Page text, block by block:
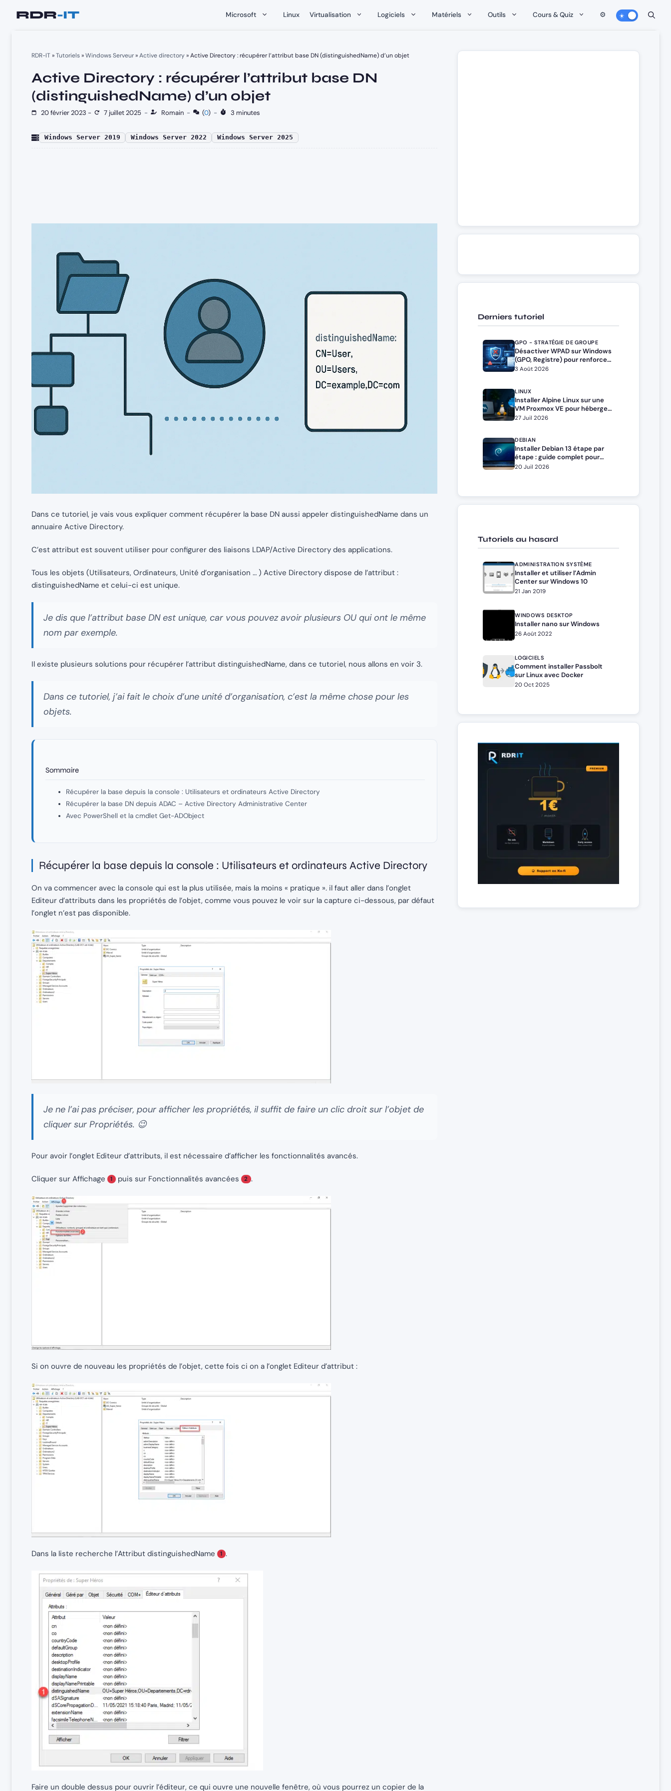
Microsoft Linux Virtualisation Logiciels Matériels Outils Cours & Quiz ⚙️
RDR-IT»Tutoriels»Windows Serveur»Active directory»Active Directory : récupérer l’attribut base DN (distinguishedName) d’un objet
Active Directory : récupérer l’attribut base DN
(distinguishedName) d’un objet
20 février 2023 - 7 juillet 2025 - Romain - (0) - 3 minutes
Windows Server 2019 Windows Server 2022 Windows Server 2025
Dans ce tutoriel, je vais vous expliquer comment récupérer la base DN aussi appeler distinguishedName dans un
annuaire Active Directory.
C’est attribut est souvent utiliser pour configurer des liaisons LDAP/Active Directory des applications.
Tous les objets (Utilisateurs, Ordinateurs, Unité d’organisation … ) Active Directory dispose de l’attribut :
distinguishedName et celui-ci est unique.
Je dis que l’attribut base DN est unique, car vous pouvez avoir plusieurs OU qui ont le même
nom par exemple.
Il existe plusieurs solutions pour récupérer l’attribut distinguishedName, dans ce tutoriel, nous allons en voir 3.
Dans ce tutoriel, j’ai fait le choix d’une unité d’organisation, c’est la même chose pour les
objets.
Sommaire
Récupérer la base depuis la console : Utilisateurs et ordinateurs Active Directory
Récupérer la base DN depuis ADAC – Active Directory Administrative Center
Avec PowerShell et la cmdlet Get-ADObject
Récupérer la base depuis la console : Utilisateurs et ordinateurs Active Directory
On va commencer avec la console qui est la plus utilisée, mais la moins « pratique ». il faut aller dans l’onglet
Editeur d’attributs dans les propriétés de l’objet, comme vous pouvez le voir sur la capture ci-dessous, par défaut
l’onglet n’est pas disponible.
Je ne l’ai pas préciser, pour afficher les propriétés, il suffit de faire un clic droit sur l’objet de
cliquer sur Propriétés. 😉
Pour avoir l’onglet Editeur d’attributs, il est nécessaire d’afficher les fonctionnalités avancés.
Cliquer sur Affichage 1 puis sur Fonctionnalités avancées 2 .
Si on ouvre de nouveau les propriétés de l’objet, cette fois ci on a l’onglet Editeur d’attribut :
Dans la liste recherche l’Attribut distinguishedName 1 .
Faire un double dessus pour ouvrir l’éditeur, ce qui ouvre une nouvelle fenêtre, où vous pourrez un copier de la
Derniers tutoriel
GPO - STRATÉGIE DE GROUPE
Désactiver WPAD sur Windows
(GPO, Registre) pour renforcer
la sécurité
3 Août 2026
LINUX
Installer Alpine Linux sur une
VM Proxmox VE pour héberger
Docker et Docker Compose
27 Juil 2026
DEBIAN
Installer Debian 13 étape par
étape : guide complet pour
débutants et administrateurs
20 Juil 2026
Tutoriels au hasard
ADMINISTRATION SYSTÈME
Installer et utiliser l’Admin
Center sur Windows 10
21 Jan 2019
WINDOWS DESKTOP
Installer nano sur Windows
26 Août 2022
LOGICIELS
Comment installer Passbolt
sur Linux avec Docker
20 Oct 2025